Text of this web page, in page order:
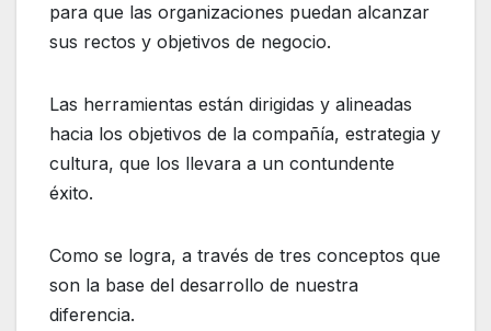
para que las organizaciones puedan alcanzar
sus rectos y objetivos de negocio.
Las herramientas están dirigidas y alineadas
hacia los objetivos de la compañía, estrategia y
cultura, que los llevara a un contundente
éxito.
Como se logra, a través de tres conceptos que
son la base del desarrollo de nuestra
diferencia.